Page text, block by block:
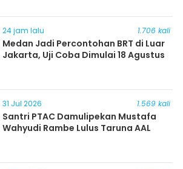
24 jam lalu 1.706 kali
Medan Jadi Percontohan BRT di Luar
Jakarta, Uji Coba Dimulai 18 Agustus
31 Jul 2026 1.569 kali
Santri PTAC Damulipekan Mustafa
Wahyudi Rambe Lulus Taruna AAL